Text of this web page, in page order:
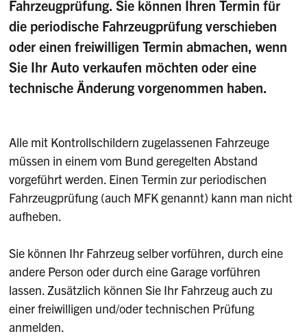
Fahrzeugprüfung. Sie können Ihren Termin für
die periodische Fahrzeugprüfung verschieben
oder einen freiwilligen Termin abmachen, wenn
Sie Ihr Auto verkaufen möchten oder eine
technische Änderung vorgenommen haben.
Alle mit Kontrollschildern zugelassenen Fahrzeuge
müssen in einem vom Bund geregelten Abstand
vorgeführt werden. Einen Termin zur periodischen
Fahrzeugprüfung (auch MFK genannt) kann man nicht
aufheben.
Sie können Ihr Fahrzeug selber vorführen, durch eine
andere Person oder durch eine Garage vorführen
lassen. Zusätzlich können Sie Ihr Fahrzeug auch zu
einer freiwilligen und/oder technischen Prüfung
anmelden.